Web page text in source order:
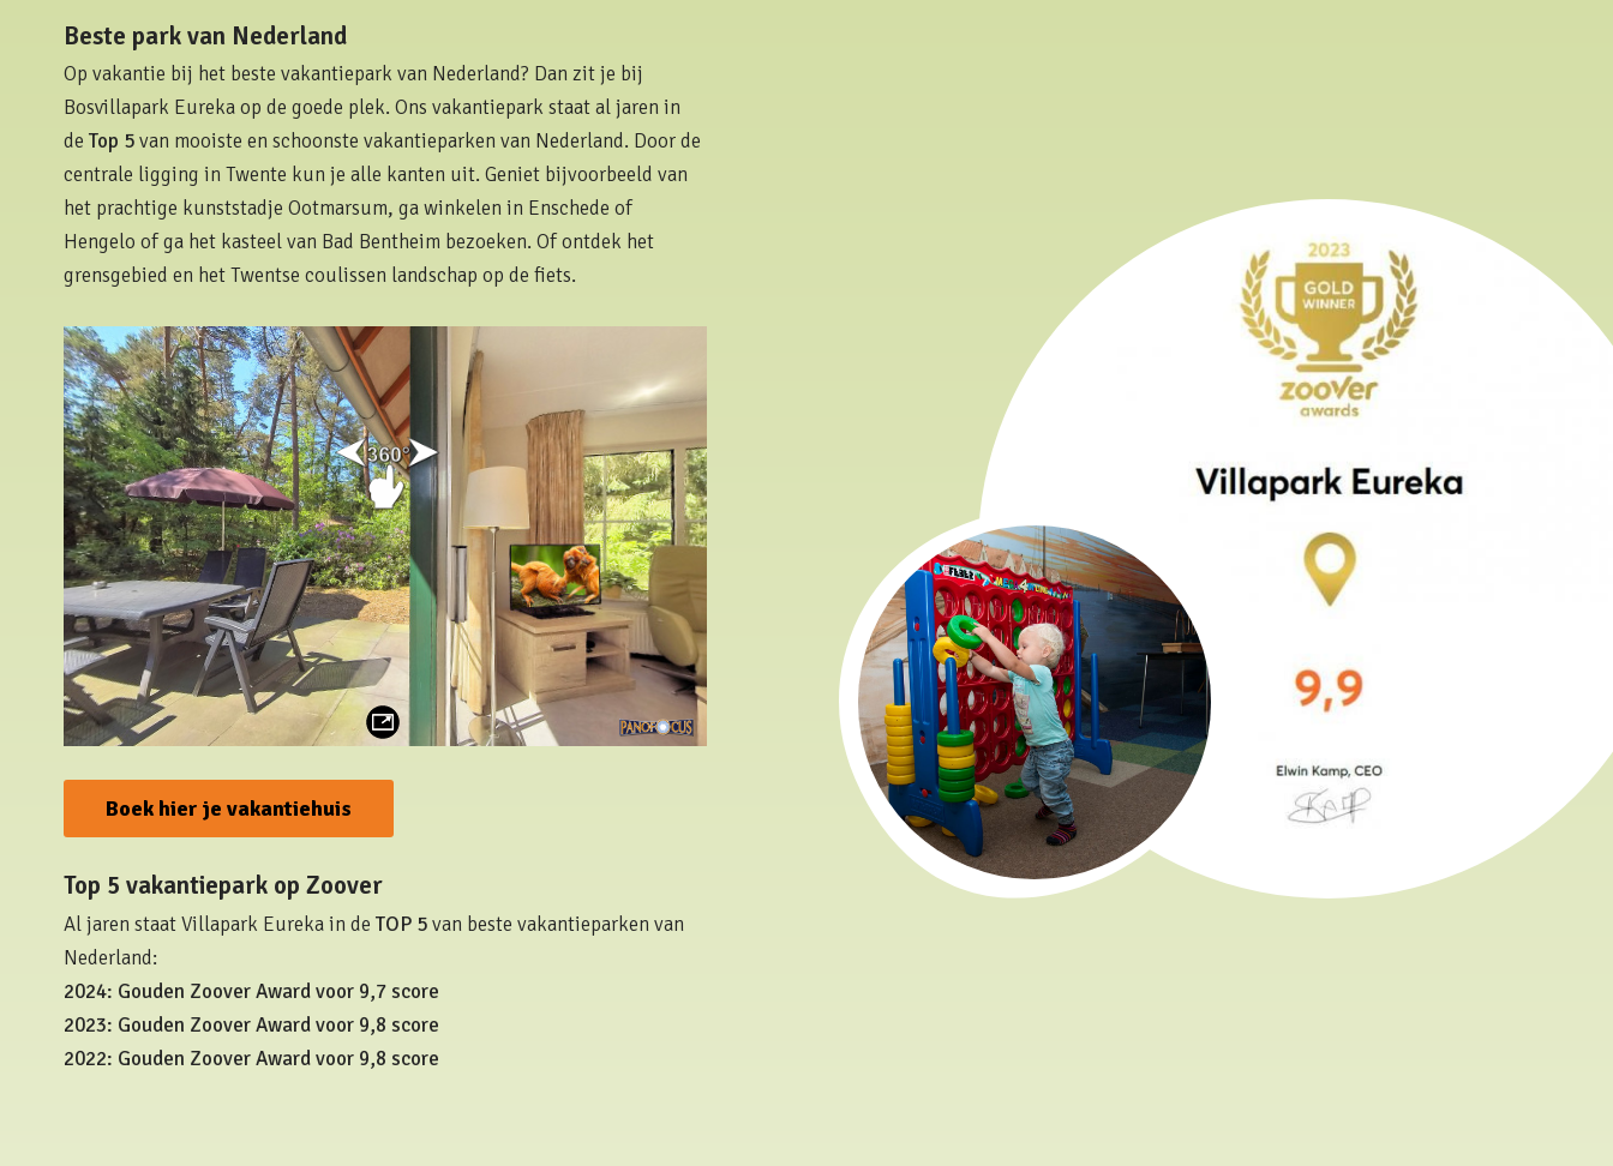
Beste park van Nederland
Op vakantie bij het beste vakantiepark van Nederland? Dan zit je bij
Bosvillapark Eureka op de goede plek. Ons vakantiepark staat al jaren in
de Top 5van mooiste en schoonste vakantieparken van Nederland. Door de
centrale ligging in Twente kun je alle kanten uit. Geniet bijvoorbeeld van
het prachtige kunststadje Ootmarsum, ga winkelen in Enschede of
Hengelo of ga het kasteel van Bad Bentheim bezoeken. Of ontdek het
grensgebied en het Twentse coulissen landschap op de fiets.
Boek hier je vakantiehuis
Top 5 vakantiepark op Zoover
Al jaren staat Villapark Eureka in de TOP 5van beste vakantieparken van
Nederland:
2024: Gouden Zoover Award voor 9,7 score
2023: Gouden Zoover Award voor 9,8 score
2022: Gouden Zoover Award voor 9,8 score